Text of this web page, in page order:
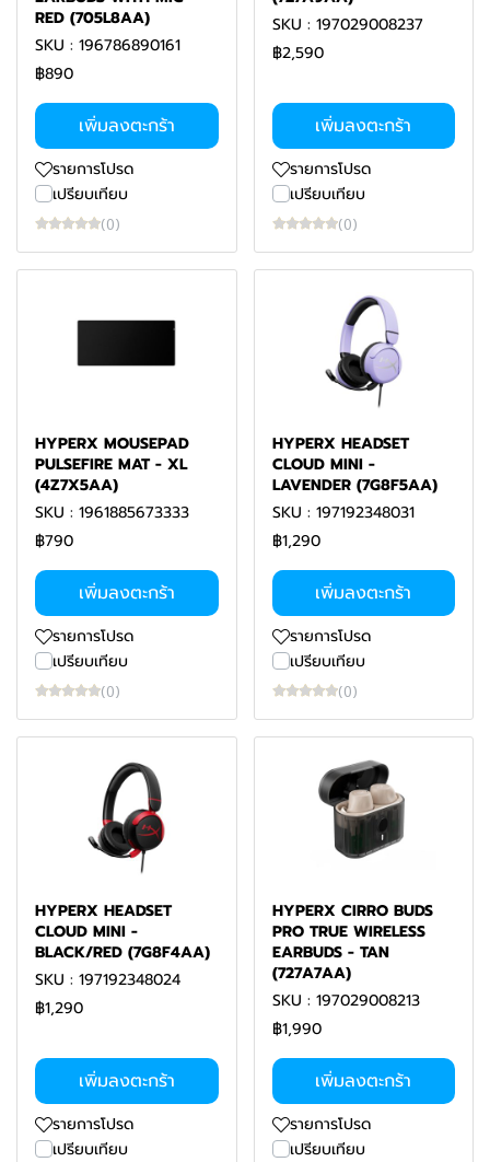
RED (705L8AA)
SKU : 196786890161
฿890
เพิ่มลงตะกร้า
รายการโปรด
เปรียบเทียบ
(0)
SKU : 197029008237
฿2,590
เพิ่มลงตะกร้า
รายการโปรด
เปรียบเทียบ
(0)
HYPERX MOUSEPAD
PULSEFIRE MAT - XL
(4Z7X5AA)
SKU : 1961885673333
฿790
เพิ่มลงตะกร้า
รายการโปรด
เปรียบเทียบ
(0)
HYPERX HEADSET
CLOUD MINI -
LAVENDER (7G8F5AA)
SKU : 197192348031
฿1,290
เพิ่มลงตะกร้า
รายการโปรด
เปรียบเทียบ
(0)
HYPERX HEADSET
CLOUD MINI -
BLACK/RED (7G8F4AA)
SKU : 197192348024
฿1,290
เพิ่มลงตะกร้า
รายการโปรด
เปรียบเทียบ
HYPERX CIRRO BUDS
PRO TRUE WIRELESS
EARBUDS - TAN
(727A7AA)
SKU : 197029008213
฿1,990
เพิ่มลงตะกร้า
รายการโปรด
เปรียบเทียบ